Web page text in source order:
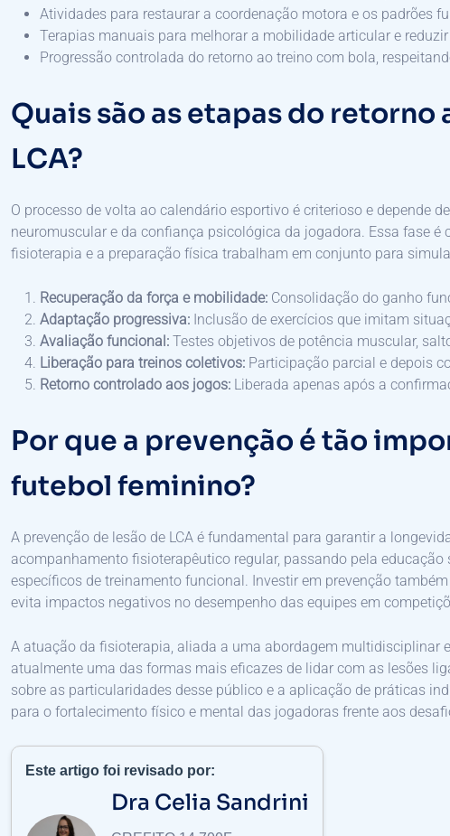
Atividades para restaurar a coordenação motora e os padrões
Terapias manuais para melhorar a mobilidade articular e
Progressão controlada do retorno ao treino com bola,
Quais são as etapas do retorno
LCA?
O processo de volta ao calendário esportivo é criterioso e depende
neuromuscular e da confiança psicológica da jogadora. Essa fase
fisioterapia e a preparação física trabalham em conjunto para
Recuperação da força e mobilidade: Consolidação do ganho
Adaptação progressiva: Inclusão de exercícios que imitam
Avaliação funcional: Testes objetivos de potência muscular,
Liberação para treinos coletivos: Participação parcial e depois
Retorno controlado aos jogos: Liberada apenas após a
Por que a prevenção é tão
futebol feminino?
A prevenção de lesão de LCA é fundamental para garantir a
acompanhamento fisioterapêutico regular, passando pela
específicos de treinamento funcional. Investir em prevenção
evita impactos negativos no desempenho das equipes em
A atuação da fisioterapia, aliada a uma abordagem multidisciplinar
atualmente uma das formas mais eficazes de lidar com as lesões
sobre as particularidades desse público e a aplicação de práticas
para o fortalecimento físico e mental das jogadoras frente aos
Este artigo foi revisado por:
Dra Celia Sandrini